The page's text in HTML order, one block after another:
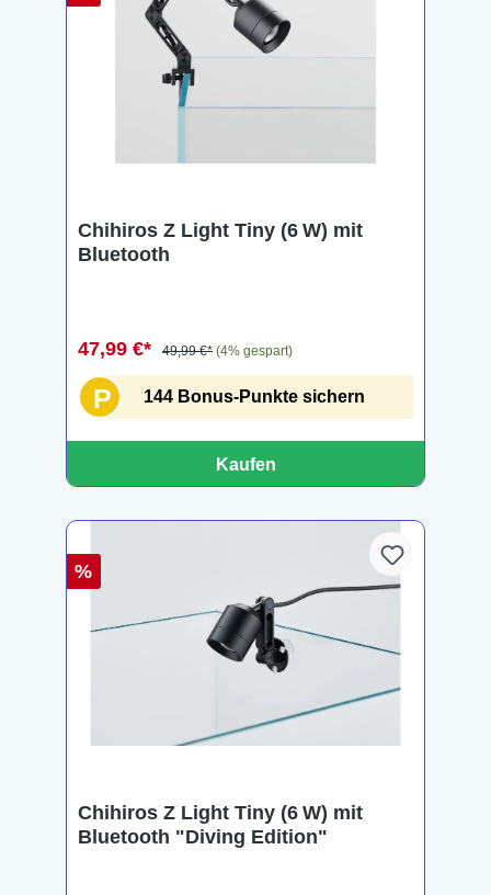
Chihiros Z Light Tiny (6 W) mit
Bluetooth
47,99 €* 49,99 €* (4% gespart)
P 144 Bonus-Punkte sichern
Kaufen
%
Chihiros Z Light Tiny (6 W) mit
Bluetooth "Diving Edition"